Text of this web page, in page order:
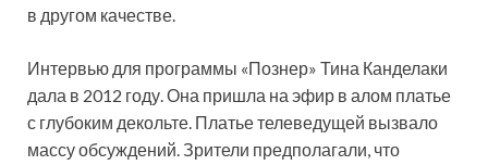
в другом качестве.
Интервью для программы «Познер» Тина Канделаки
дала в 2012 году. Она пришла на эфир в алом платье
с глубоким декольте. Платье телеведущей вызвало
массу обсуждений. Зрители предполагали, что